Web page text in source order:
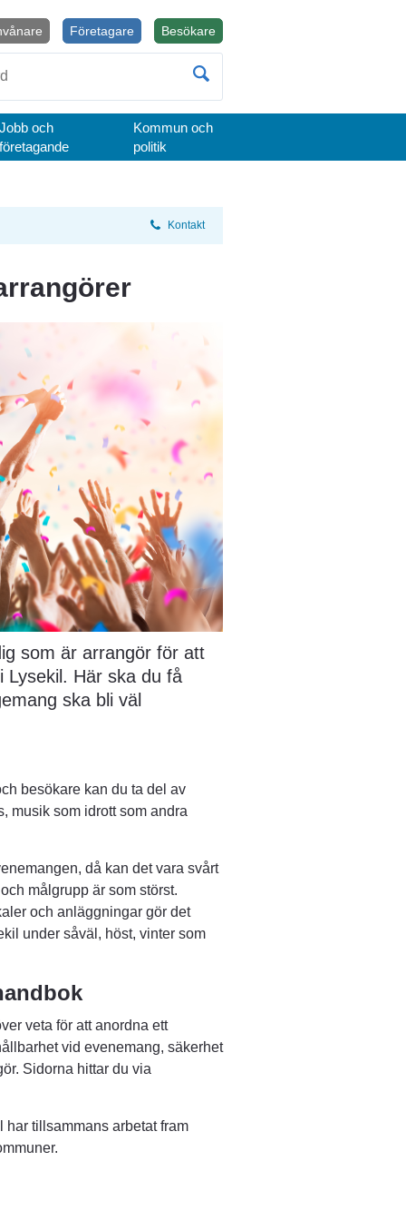
BesökareÖppnas i nytt fönster.
Företagare
Jobb och
företagande
Kommun och
politik
Kontakt
som är arrangör för att
Lysekil. Här ska du få
ska bli väl
besökare kan du ta del av
musik som idrott som andra
då kan det vara svårt
målgrupp är som störst.
och anläggningar gör det
under såväl, höst, vinter som
veta för att anordna ett
vid evenemang, säkerhet
Sidorna hittar du via
har tillsammans arbetat fram